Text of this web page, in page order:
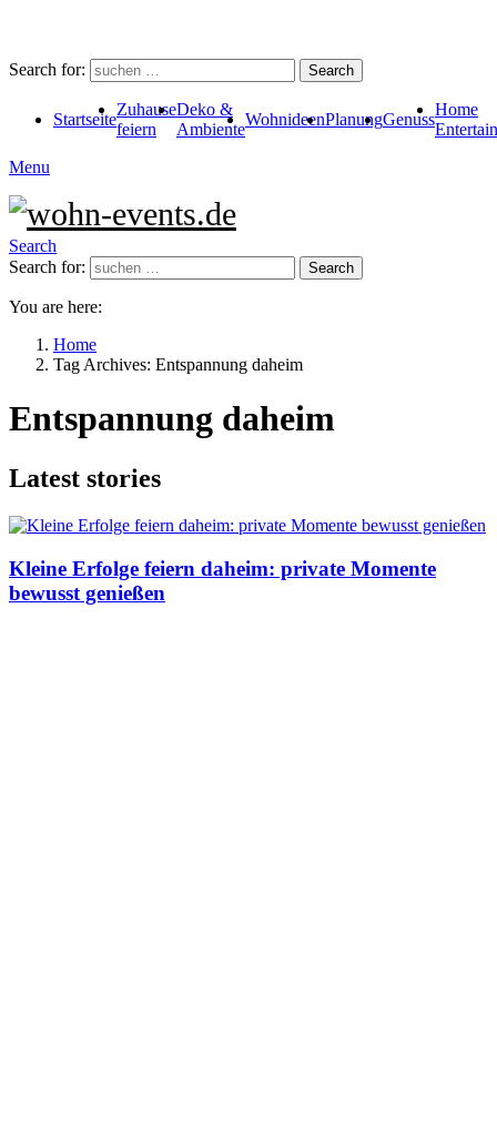
Search for: Search
Startseite
Zuhause
feiern
Deko &
Ambiente
WohnideenPlanungGenuss
Home
Menu
Search
Search for:
Search
You are here:
Home
Tag Archives: Entspannung daheim
Entspannung daheim
Latest stories
Kleine Erfolge feiern daheim: private Momente
bewusst genießen